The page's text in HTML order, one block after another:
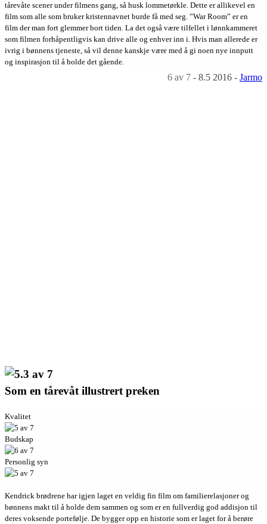
tårevåte scener under filmens gang, så husk lommetørkle. Dette er allikevel en
film som alle som bruker kristennavnet burde få med seg. ”War Room” er en
film der man fort glemmer bort tiden. La det også være tilfellet i lønnkammeret
som filmen forhåpentligvis kan drive alle og enhver inn i. Hvis man allerede er
ivrig i bønnens tjeneste, så vil denne kanskje være med å gi noen nye innputt
og inspirasjon til å holde det gående.
6 av 7 - 8.5 2016 - Jarmo
Som en tårevåt illustrert preken
Kvalitet
Budskap
Personlig syn
Kendrick brødrene har igjen laget en veldig fin film om familierelasjoner og
bønnens makt til å holde dem sammen og som er en fullverdig god addisjon til
deres voksende portefølje. De bygger opp en historie som er laget for å berøre